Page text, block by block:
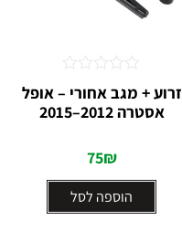
זרוע + מגב אחורי – אופל
אסטרה 2012–2015
75₪
הוספה לסל
0
מתוך